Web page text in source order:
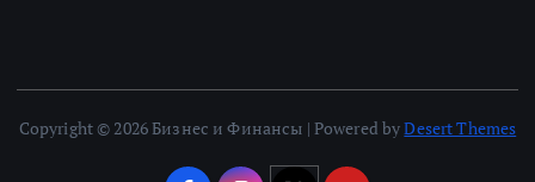
Copyright © 2026 Бизнес и Финансы | Powered byDesert Themes